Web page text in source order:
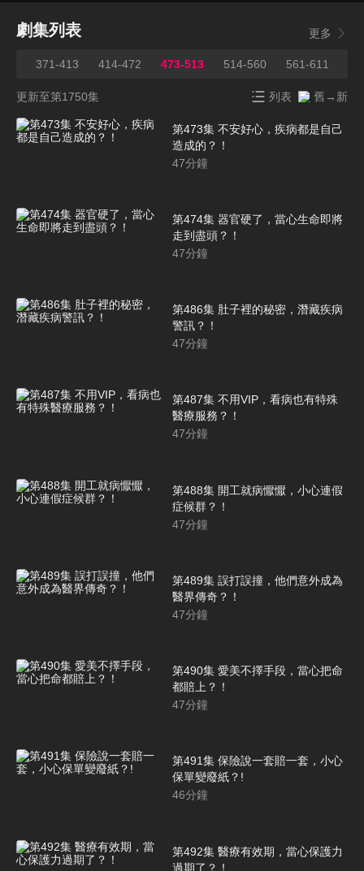
劇集列表 更多
371-413 414-472 473-513 514-560 561-611
更新至第1750集 列表 舊→新
第473集 不安好心，疾病都是自己
造成的？！
47分鐘
第474集 器官硬了，當心生命即將
走到盡頭？！
47分鐘
第486集 肚子裡的秘密，潛藏疾病
警訊？！
47分鐘
第487集 不用VIP，看病也有特殊
醫療服務？！
47分鐘
第488集 開工就病懨懨，小心連假
症候群？！
47分鐘
第489集 誤打誤撞，他們意外成為
醫界傳奇？！
47分鐘
第490集 愛美不擇手段，當心把命
都賠上？！
47分鐘
第491集 保險說一套賠一套，小心
保單變廢紙？!
46分鐘
第492集 醫療有效期，當心保護力
過期了？！